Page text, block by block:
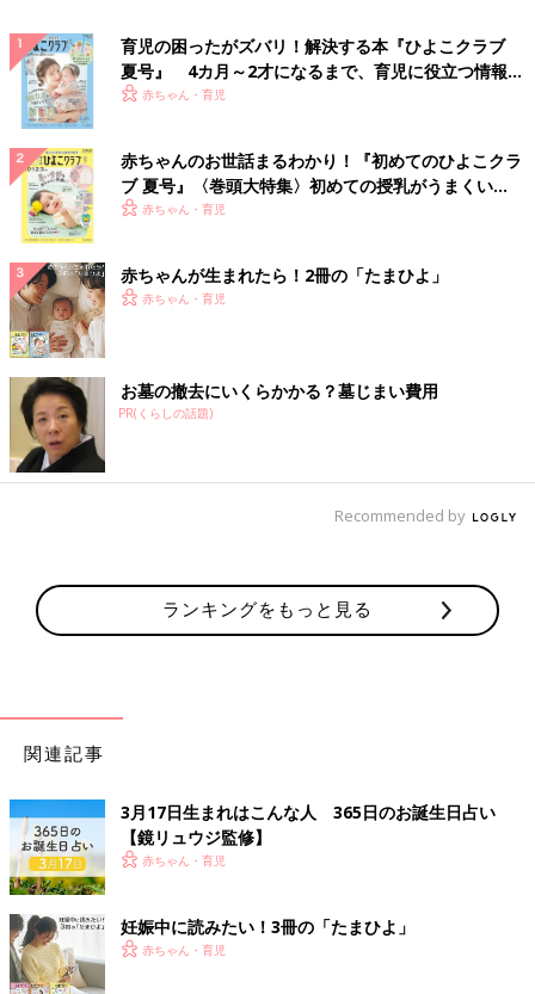
育児の困ったがズバリ！解決する本『ひよこクラブ
夏号』 4カ月～2才になるまで、育児に役立つ情報が
いっぱい！
赤ちゃん・育児
赤ちゃんのお世話まるわかり！『初めてのひよこクラ
ブ 夏号』〈巻頭大特集〉初めての授乳がうまくい
く！ おっぱい・ミルクの基本と夏のトラブル 解決テ
赤ちゃん・育児
赤ちゃんが生まれたら！2冊の「たまひよ」
赤ちゃん・育児
お墓の撤去にいくらかかる？墓じまい費用
PR(くらしの話題)
Recommended by
ランキングをもっと見る
関連記事
3月17日生まれはこんな人 365日のお誕生日占い
【鏡リュウジ監修】
赤ちゃん・育児
妊娠中に読みたい！3冊の「たまひよ」
赤ちゃん・育児